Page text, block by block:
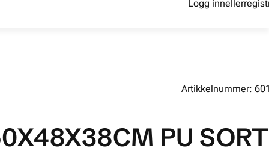
Logg inneller
Artikkelnummer:
PU SORT